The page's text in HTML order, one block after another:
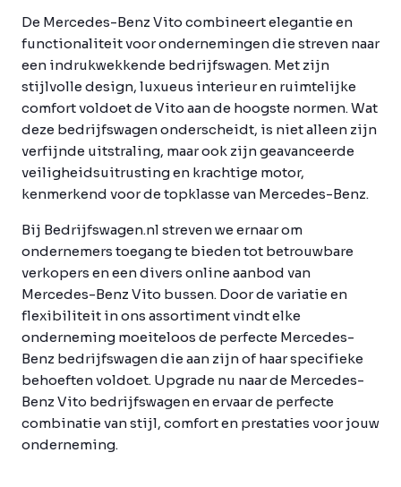
De Mercedes-Benz Vito combineert elegantie en
functionaliteit voor ondernemingen die streven naar
een indrukwekkende bedrijfswagen. Met zijn
stijlvolle design, luxueus interieur en ruimtelijke
comfort voldoet de Vito aan de hoogste normen. Wat
deze bedrijfswagen onderscheidt, is niet alleen zijn
verfijnde uitstraling, maar ook zijn geavanceerde
veiligheidsuitrusting en krachtige motor,
kenmerkend voor de topklasse van Mercedes-Benz.
Bij Bedrijfswagen.nl streven we ernaar om
ondernemers toegang te bieden tot betrouwbare
verkopers en een divers online aanbod van
Mercedes-Benz Vito bussen. Door de variatie en
flexibiliteit in ons assortiment vindt elke
onderneming moeiteloos de perfecte Mercedes-
Benz bedrijfswagen die aan zijn of haar specifieke
behoeften voldoet. Upgrade nu naar de Mercedes-
Benz Vito bedrijfswagen en ervaar de perfecte
combinatie van stijl, comfort en prestaties voor jouw
onderneming.